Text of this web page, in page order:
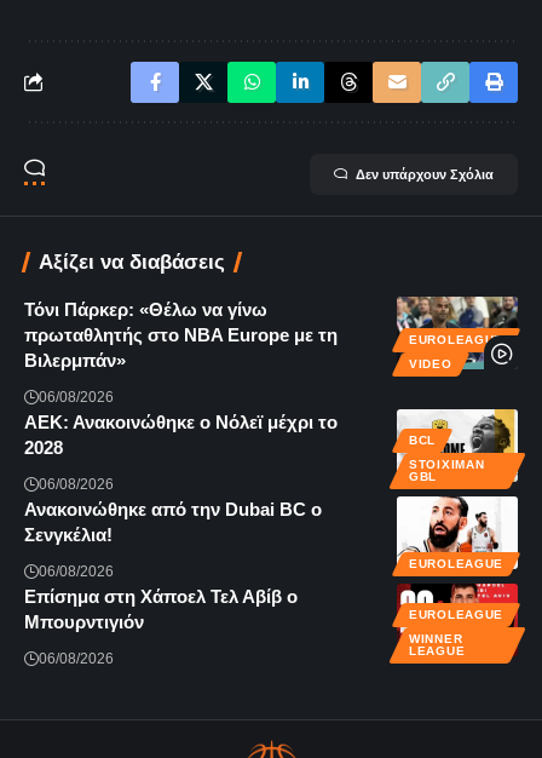
Δεν υπάρχουν Σχόλια
Αξίζει να διαβάσεις
EUROLEAGUE
VIDEO
Τόνι Πάρκερ: «Θέλω να γίνω
πρωταθλητής στο NBA Europe με τη
Βιλερμπάν»
06/08/2026
BCL
STOIXIMAN
GBL
ΑΕΚ: Ανακοινώθηκε ο Νόλεϊ μέχρι το
2028
06/08/2026
EUROLEAGUE
Ανακοινώθηκε από την Dubai BC ο
Σενγκέλια!
06/08/2026
EUROLEAGUE
WINNER
LEAGUE
Επίσημα στη Χάποελ Τελ Αβίβ ο
Μπουρντιγιόν
06/08/2026